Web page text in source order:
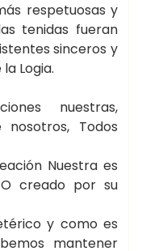
respetuosas y
tenidas fueran
sinceros y
Logia.
nuestras,
Todos
Nuestra es
creado por su
y como es
mantener